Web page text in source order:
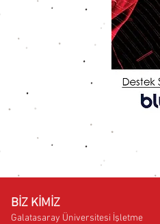
BİZ KİMİZ
Galatasaray Üniversitesi İşletme